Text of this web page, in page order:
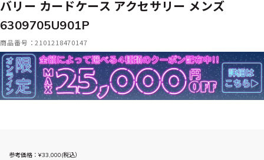
バリー カードケース アクセサリー メンズ
6309705U901P
商品番号：2101218470147
参考価格：¥33,000(税込）